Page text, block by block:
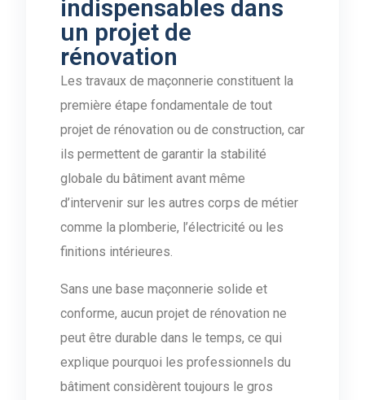
indispensables dans
un projet de
rénovation
Les travaux de maçonnerie constituent la
première étape fondamentale de tout
projet de rénovation ou de construction, car
ils permettent de garantir la stabilité
globale du bâtiment avant même
d’intervenir sur les autres corps de métier
comme la plomberie, l’électricité ou les
finitions intérieures.
Sans une base maçonnerie solide et
conforme, aucun projet de rénovation ne
peut être durable dans le temps, ce qui
explique pourquoi les professionnels du
bâtiment considèrent toujours le gros